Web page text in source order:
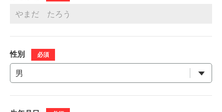
性別 必須